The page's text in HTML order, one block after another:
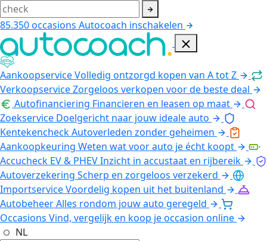
85.350occasions Autocoach inschakelen
AankoopserviceVolledig ontzorgd kopen van A tot Z
VerkoopserviceZorgeloos verkopen voor de beste deal
Autofinanciering Financieren en leasen op maat
Zoekservice Doelgericht naar jouw ideale auto
KentekencheckAutoverleden zonder geheimen
Aankoopkeuring Weten wat voor auto je écht koopt
Accucheck EV & PHEVInzicht in accustaat en rijbereik
Autoverzekering Scherp en zorgeloos verzekerd
ImportserviceVoordelig kopen uit het buitenland
AutobeheerAlles rondom jouw auto geregeld
Occasions Vind, vergelijk en koop je occasion online
NL